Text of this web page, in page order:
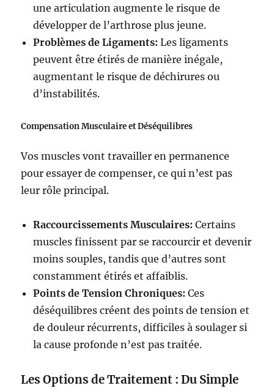
une articulation augmente le risque de
développer de l’arthrose plus jeune.
Problèmes de Ligaments: Les ligaments
peuvent être étirés de manière inégale,
augmentant le risque de déchirures ou
d’instabilités.
Compensation Musculaire et Déséquilibres
Vos muscles vont travailler en permanence
pour essayer de compenser, ce qui n’est pas
leur rôle principal.
Raccourcissements Musculaires: Certains
muscles finissent par se raccourcir et devenir
moins souples, tandis que d’autres sont
constamment étirés et affaiblis.
Points de Tension Chroniques: Ces
déséquilibres créent des points de tension et
de douleur récurrents, difficiles à soulager si
la cause profonde n’est pas traitée.
Les Options de Traitement : Du Simple